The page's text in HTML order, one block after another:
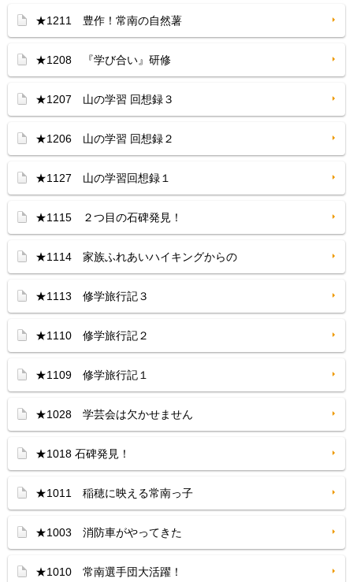
★1211 豊作！常南の自然薯
★1208 『学び合い』研修
★1207 山の学習 回想録３
★1206 山の学習 回想録２
★1127 山の学習回想録１
★1115 ２つ目の石碑発見！
★1114 家族ふれあいハイキングからの
★1113 修学旅行記３
★1110 修学旅行記２
★1109 修学旅行記１
★1028 学芸会は欠かせません
★1018 石碑発見！
★1011 稲穂に映える常南っ子
★1003 消防車がやってきた
★1010 常南選手団大活躍！